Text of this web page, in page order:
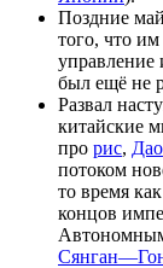
Поздние
того, что
управление
был ещё не
Развал
китайские
про рис, Дао
потоком
то время
концов